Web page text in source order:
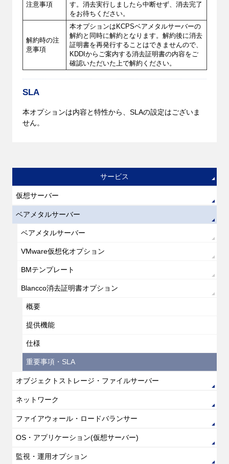
注意事項
す。消去実行しましたら中断せず、消去完了
をお待ちください。
解約時の注
意事項
本オプションはKCPSベアメタルサーバーの
解約と同時に解約となります。解約後に消去
証明書を再発行することはできませんので、
KDDIからご案内する消去証明書の内容をご
確認いただいた上で解約ください。
SLA
本オプションは内容と特性から、SLAの設定はございま
せん。
サービス
仮想サーバー
ベアメタルサーバー
ベアメタルサーバー
VMware仮想化オプション
BMテンプレート
Blancco消去証明書オプション
概要
提供機能
仕様
重要事項・SLA
オブジェクトストレージ・ファイルサーバー
ネットワーク
ファイアウォール・ロードバランサー
OS・アプリケーション(仮想サーバー)
監視・運用オプション